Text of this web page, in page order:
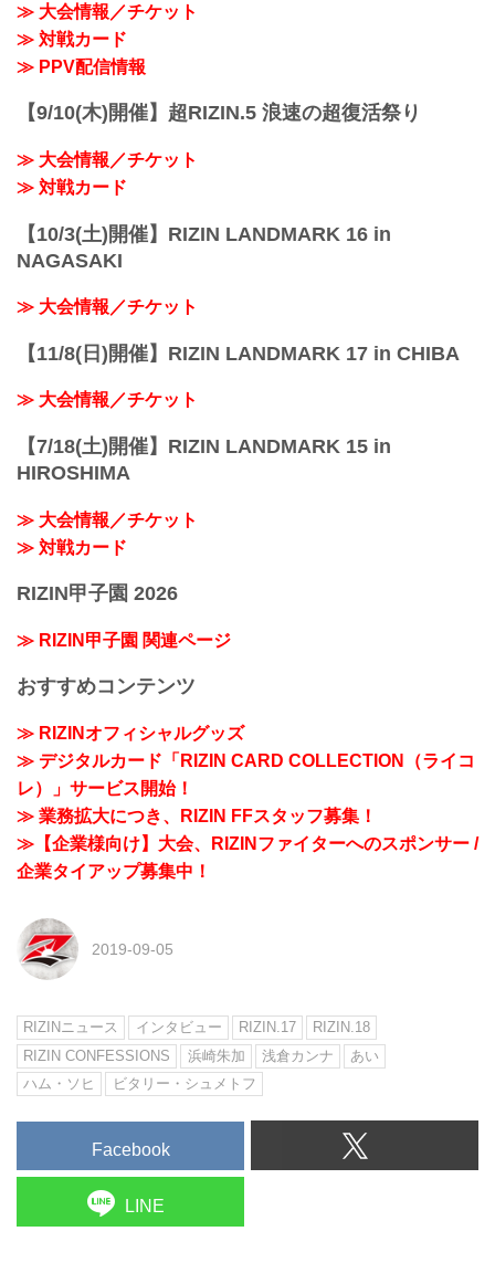
≫ 大会情報／チケット
≫ 対戦カード
≫ PPV配信情報
【9/10(木)開催】超RIZIN.5 浪速の超復活祭り
≫ 大会情報／チケット
≫ 対戦カード
【10/3(土)開催】RIZIN LANDMARK 16 in
NAGASAKI
≫ 大会情報／チケット
【11/8(日)開催】RIZIN LANDMARK 17 in CHIBA
≫ 大会情報／チケット
【7/18(土)開催】RIZIN LANDMARK 15 in
HIROSHIMA
≫ 大会情報／チケット
≫ 対戦カード
RIZIN甲子園 2026
≫ RIZIN甲子園 関連ページ
おすすめコンテンツ
≫ RIZINオフィシャルグッズ
≫ デジタルカード「RIZIN CARD COLLECTION（ライコ
レ）」サービス開始！
≫ 業務拡大につき、RIZIN FFスタッフ募集！
≫【企業様向け】大会、RIZINファイターへのスポンサー /
企業タイアップ募集中！
2019-09-05
RIZINニュース インタビュー RIZIN.17
RIZIN.18
RIZIN CONFESSIONS
浜崎朱加 浅倉カンナ
あい
ハム・ソヒ
ビタリー・シュメトフ
Facebook
LINE